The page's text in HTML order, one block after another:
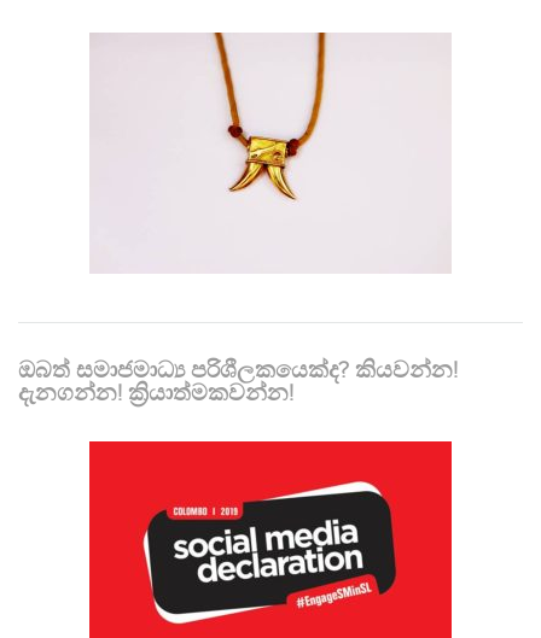
ඔබත් සමාජමාධ්‍ය පරිශීලකයෙක්ද? කියවන්න!
දැනගන්න! ක්‍රියාත්මකවන්න!